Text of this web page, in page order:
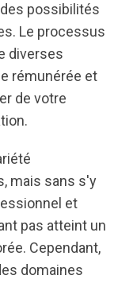
possibilités
Le processus
diverses
rémunérée et
de votre
mais sans s'y
et
pas atteint un
Cependant,
domaines